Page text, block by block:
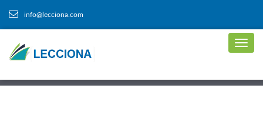
info@lecciona.com